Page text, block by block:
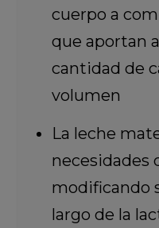
cuerpo a
que aportan
cantidad de
volumen
La leche
necesidades
modificando
largo de la